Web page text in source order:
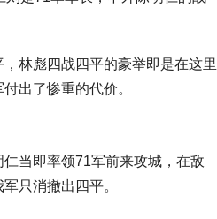
林彪四战四平的豪举即是在这里
出了惨重的代价。
当即率领71军前来攻城，在敌
只消撤出四平。